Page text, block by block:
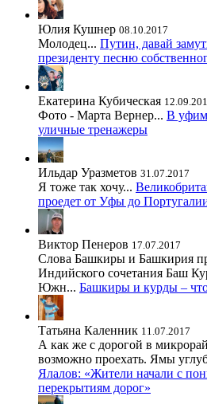
Юлия Кушнер 08.10.2017
Молодец... Путин, давай
президенту песню
Екатерина Кубическая
Фото - Марта Вернер... В
уличные тренажеры
Ильдар Уразметов 31.07.2017
Я тоже так хочу...
проедет от Уфы до
Виктор Пенеров 17.07.2017
Слова Башкиры и Башкирия
Индийского сочетания Баш
Южн... Башкиры и курды –
Татьяна Каленник 11.07.2017
А как же с дорогой в
возможно проехать. Ямы
Ялалов: «Жители начали с
перекрытиям дорог»